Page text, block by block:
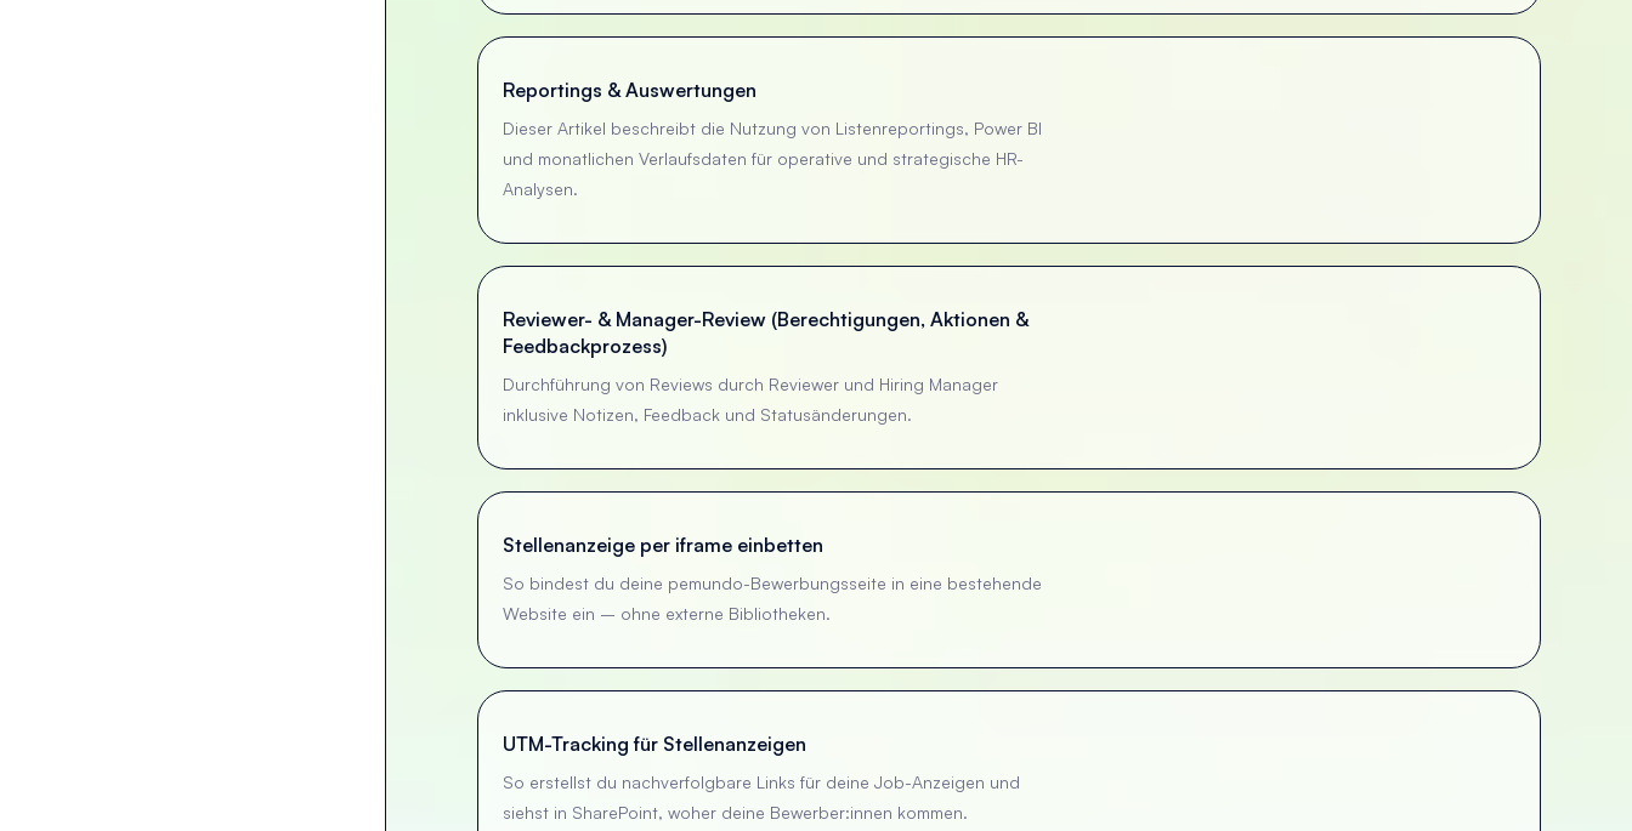
Reportings & Auswertungen
Dieser Artikel beschreibt die Nutzung von Listenreportings, Power BI
und monatlichen Verlaufsdaten für operative und strategische HR-
Analysen.
Reviewer- & Manager-Review (Berechtigungen, Aktionen &
Feedbackprozess)
Durchführung von Reviews durch Reviewer und Hiring Manager
inklusive Notizen, Feedback und Statusänderungen.
Stellenanzeige per iframe einbetten
So bindest du deine pemundo-Bewerbungsseite in eine bestehende
Website ein – ohne externe Bibliotheken.
UTM-Tracking für Stellenanzeigen
So erstellst du nachverfolgbare Links für deine Job-Anzeigen und
siehst in SharePoint, woher deine Bewerber:innen kommen.